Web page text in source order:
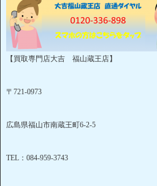
【買取専門店大吉 福山蔵王店】
〒721-0973
広島県福山市南蔵王町6-2-5
TEL：084-959-3743